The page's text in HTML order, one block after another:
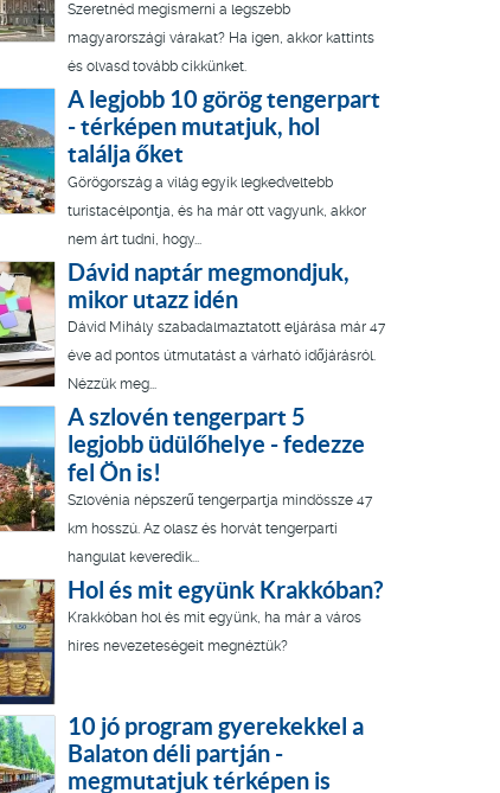
Szeretnéd megismerni a legszebb
magyarországi várakat? Ha igen, akkor kattints
és olvasd tovább cikkünket.
A legjobb 10 görög tengerpart
- térképen mutatjuk, hol
találja őket
Görögország a világ egyik legkedveltebb
turistacélpontja, és ha már ott vagyunk, akkor
nem árt tudni, hogy...
Dávid naptár megmondjuk,
mikor utazz idén
Dávid Mihály szabadalmaztatott eljárása már 47
éve ad pontos útmutatást a várható időjárásról.
Nézzük meg...
A szlovén tengerpart 5
legjobb üdülőhelye - fedezze
fel Ön is!
Szlovénia népszerű tengerpartja mindössze 47
km hosszú. Az olasz és horvát tengerparti
hangulat keveredik...
Hol és mit együnk Krakkóban?
Krakkóban hol és mit együnk, ha már a város
híres nevezeteségeit megnéztük?
10 jó program gyerekekkel a
Balaton déli partján -
megmutatjuk térképen is